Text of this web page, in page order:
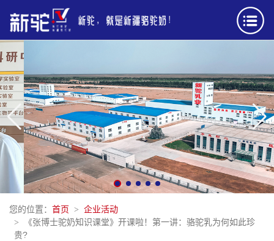
您的位置： 首页
企业活动
《张博士驼奶知识课堂》开课啦！第一讲：骆驼乳为何如此珍
贵?